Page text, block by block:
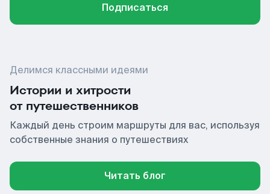
Подписаться
Делимся классными идеями
Истории и хитрости
от путешественников
Каждый день строим маршруты для вас, используя
собственные знания о путешествиях
Читать блог